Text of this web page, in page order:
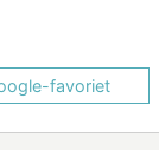
favoriet